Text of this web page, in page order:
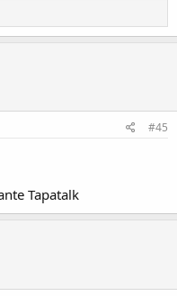
#45
Tapatalk